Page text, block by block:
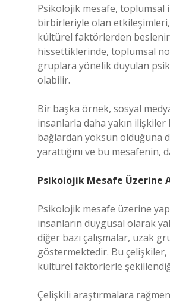
Psikolojik mesafe,
birbirleriyle olan etkileşimleri,
kültürel faktörlerden
hissettiklerinde, toplumsal
gruplara yönelik duyulan
olabilir.
Bir başka örnek, sosyal
insanlarla daha yakın
bağlardan yoksun olduğuna
yarattığını ve bu
Psikolojik Mesafe Üzerine
Psikolojik mesafe üzerine
insanların duygusal olarak
diğer bazı çalışmalar, uzak
göstermektedir. Bu çelişkiler,
kültürel faktörlerle
Çelişkili araştırmalara